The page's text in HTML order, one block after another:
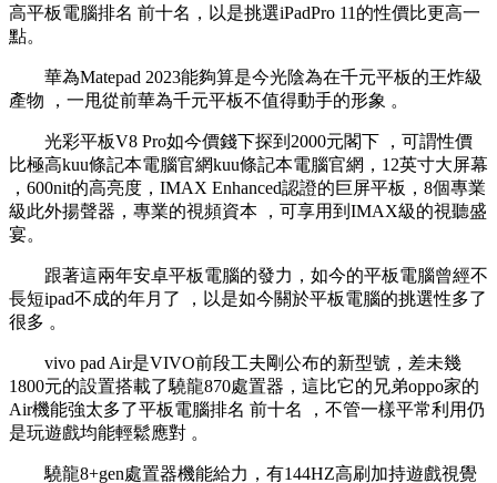
高平板電腦排名 前十名，以是挑選iPadPro 11的性價比更高一
點。
華為Matepad 2023能夠算是今光陰為在千元平板的王炸級
產物 ，一甩從前華為千元平板不值得動手的形象 。
光彩平板V8 Pro如今價錢下探到2000元閣下 ，可謂性價
比極高kuu條記本電腦官網kuu條記本電腦官網，12英寸大屏幕
，600nit的高亮度，IMAX Enhanced認證的巨屏平板 ，8個專業
級此外揚聲器，專業的視頻資本 ，可享用到IMAX級的視聽盛
宴。
跟著這兩年安卓平板電腦的發力，如今的平板電腦曾經不
長短ipad不成的年月了  ，以是如今關於平板電腦的挑選性多了
很多 。
vivo pad Air是VIVO前段工夫剛公布的新型號，差未幾
1800元的設置搭載了驍龍870處置器，這比它的兄弟oppo家的
Air機能強太多了平板電腦排名 前十名  ，不管一樣平常利用仍
是玩遊戲均能輕鬆應對 。
驍龍8+gen處置器機能給力 ，有144HZ高刷加持遊戲視覺